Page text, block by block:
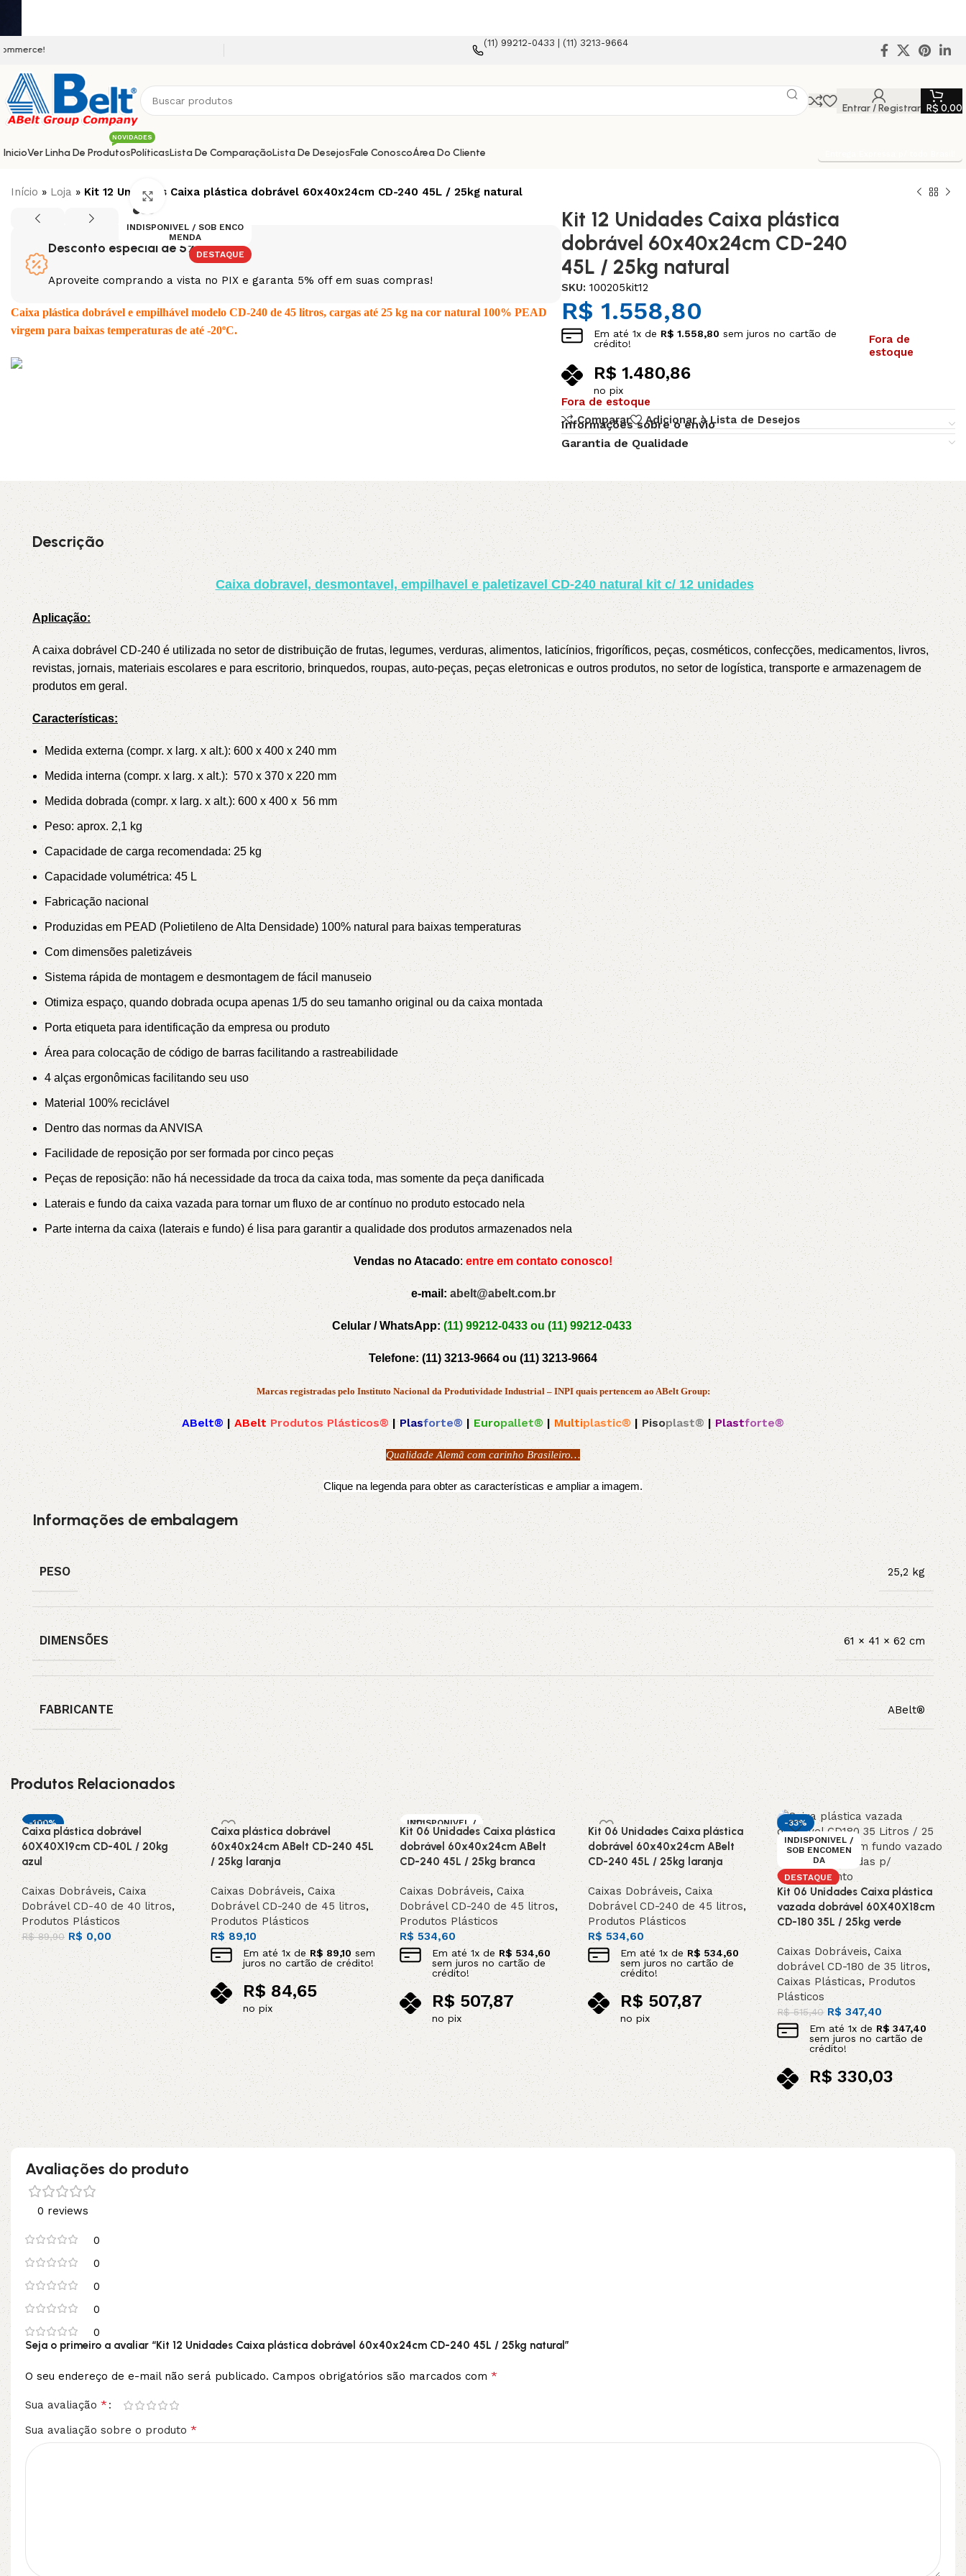
(11) 99212-0433 | (11) 3213-9664
Entrar / Registrar R$ 0,00
InicioVer Linha De Produtos
NOVIDADES
3L 3VX 5V 5VX AA AVX
A AX B BX C CC
CX D PJ PJ PK PK
PL SPA SPB SPZ
XPA XPB XPZ ZX
PolíticasLista De ComparaçãoLista De DesejosFale ConoscoÁrea Do Cliente
Início » Loja » Kit 12 Unidades Caixa plástica dobrável 60x40x24cm CD-240 45L / 25kg natural
INDISPONIVEL / SOB ENCO
MENDA
DESTAQUE
Clique para ampliar
Desconto especial de 5%
Aproveite comprando a vista no PIX e garanta 5% off em suas compras!
Caixa plástica dobrável e empilhável modelo CD-240 de 45 litros, cargas até 25 kg na cor natural 100% PEAD
virgem para baixas temperaturas de até -20ºC.
Kit 12 Unidades Caixa plástica
dobrável 60x40x24cm CD-240
45L / 25kg natural
SKU:100205kit12
R$ 1.558,80
Em até1x de R$ 1.558,80 sem juros no cartão de
crédito!
R$ 1.480,86
no pix
Fora de
estoque
Fora de estoque
Comparar
Adicionar à Lista de Desejos
Informações sobre o envio
Garantia de Qualidade
Descrição
Caixa dobravel, desmontavel, empilhavel e paletizavel CD-240 natural kit c/ 12 unidades
Aplicação:
A caixa dobrável CD-240 é utilizada no setor de distribuição de frutas, legumes, verduras, alimentos, laticínios, frigoríficos, peças, cosméticos, confecções, medicamentos, livros,
revistas, jornais, materiais escolares e para escritorio, brinquedos, roupas, auto-peças, peças eletronicas e outros produtos, no setor de logística, transporte e armazenagem de
produtos em geral.
Características:
Medida externa (compr. x larg. x alt.): 600 x 400 x 240 mm
Medida interna (compr. x larg. x alt.): 570 x 370 x 220 mm
Medida dobrada (compr. x larg. x alt.): 600 x 400 x 56 mm
Peso: aprox. 2,1 kg
Capacidade de carga recomendada: 25 kg
Capacidade volumétrica: 45 L
Fabricação nacional
Produzidas em PEAD (Polietileno de Alta Densidade) 100% natural para baixas temperaturas
Com dimensões paletizáveis
Sistema rápida de montagem e desmontagem de fácil manuseio
Otimiza espaço, quando dobrada ocupa apenas 1/5 do seu tamanho original ou da caixa montada
Porta etiqueta para identificação da empresa ou produto
Área para colocação de código de barras facilitando a rastreabilidade
4 alças ergonômicas facilitando seu uso
Material 100% reciclável
Dentro das normas da ANVISA
Facilidade de reposição por ser formada por cinco peças
Peças de reposição: não há necessidade da troca da caixa toda, mas somente da peça danificada
Laterais e fundo da caixa vazada para tornar um fluxo de ar contínuo no produto estocado nela
Parte interna da caixa (laterais e fundo) é lisa para garantir a qualidade dos produtos armazenados nela
Vendas no Atacado: entre em contato conosco!
e-mail: abelt@abelt.com.br
Celular / WhatsApp: (11) 99212-0433 ou(11) 99212-0433
Telefone:(11) 3213-9664 ou (11) 3213-9664
Marcas registradas pelo Instituto Nacional da Produtividade Industrial – INPI quais pertencem ao ABelt Group:
ABelt®|ABelt Produtos Plásticos®|Plasforte® | Europallet® | Multiplastic® | Pisoplast®|Plastforte®
Qualidade Alemã com carinho Brasileiro…
Clique na legenda para obter as características e ampliar a imagem.
Informações de embalagem
PESO 25,2 kg
DIMENSÕES 61 × 41 × 62 cm
FABRICANTE ABelt®
Produtos Relacionados
-100%
INDISPONIVEL /
SOB ENCOMEN
DA
Caixa plástica dobrável
60X40X19cm CD-40L / 20kg
azul
Caixas Dobráveis,Caixa
Dobrável CD-40 de 40 litros,
Produtos Plásticos
R$89,90 R$ 0,00
Leia mais
Caixa plástica dobrável
60x40x24cm ABelt CD-240 45L
/ 25kg laranja
Caixas Dobráveis, Caixa
Dobrável CD-240 de 45 litros,
Produtos Plásticos
R$ 89,10
Em até 1x de R$ 89,10sem
juros no cartão de crédito!
R$84,65
no pix
Adicionar ao carrinho
INDISPONIVEL /
SOB ENCOMEN
DA
DESTAQUE
Kit 06 Unidades Caixa plástica
dobrável 60x40x24cm ABelt
CD-240 45L / 25kg branca
Caixas Dobráveis,Caixa
Dobrável CD-240 de 45 litros,
Produtos Plásticos
R$ 534,60
Em até 1x de R$534,60
sem juros no cartão de
crédito!
R$507,87
no pix
Leia mais
Kit 06 Unidades Caixa plástica
dobrável 60x40x24cm ABelt
CD-240 45L / 25kg laranja
Caixas Dobráveis,Caixa
Dobrável CD-240 de 45 litros,
Produtos Plásticos
R$534,60
Em até1x deR$ 534,60
sem juros no cartão de
crédito!
R$507,87
no pix
Adicionar ao carrinho
-33%
INDISPONIVEL /
SOB ENCOMEN
DA
DESTAQUE
Kit 06 Unidades Caixa plástica
vazada dobrável 60X40X18cm
CD-180 35L / 25kg verde
Caixas Dobráveis,Caixa
dobrável CD-180 de 35 litros,
Caixas Plásticas, Produtos
Plásticos
R$515,40 R$ 347,40
Em até1x de R$347,40
sem juros no cartão de
crédito!
R$330,03
no pix
Leia mais
Avaliações do produto
0 reviews
0
0
0
0
0
Seja o primeiro a avaliar “Kit 12 Unidades Caixa plástica dobrável 60x40x24cm CD-240 45L / 25kg natural”
O seu endereço de e-mail não será publicado. Campos obrigatórios são marcados com *
Sua avaliação *
Sua avaliação sobre o produto *